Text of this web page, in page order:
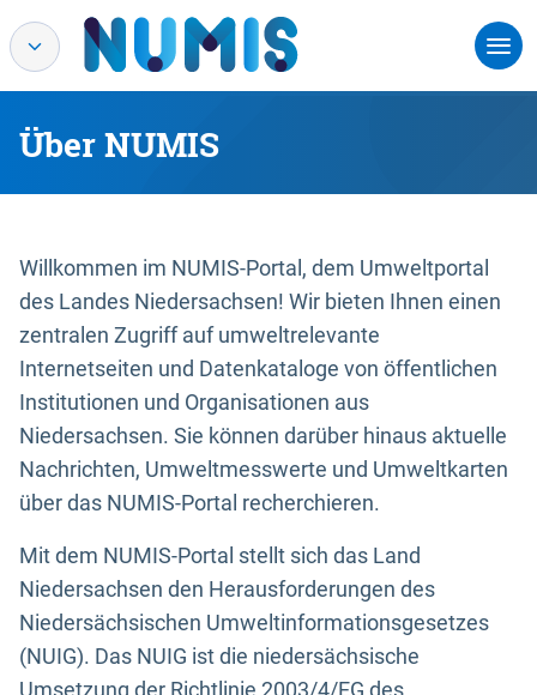
Über NUMIS
Willkommen im NUMIS-Portal, dem Umweltportal
des Landes Niedersachsen! Wir bieten Ihnen einen
zentralen Zugriff auf umweltrelevante
Internetseiten und Datenkataloge von öffentlichen
Institutionen und Organisationen aus
Niedersachsen. Sie können darüber hinaus aktuelle
Nachrichten, Umweltmesswerte und Umweltkarten
über das NUMIS-Portal recherchieren.
Mit dem NUMIS-Portal stellt sich das Land
Niedersachsen den Herausforderungen des
Niedersächsischen Umweltinformationsgesetzes
(NUIG). Das NUIG ist die niedersächsische
Umsetzung der Richtlinie 2003/4/EG des